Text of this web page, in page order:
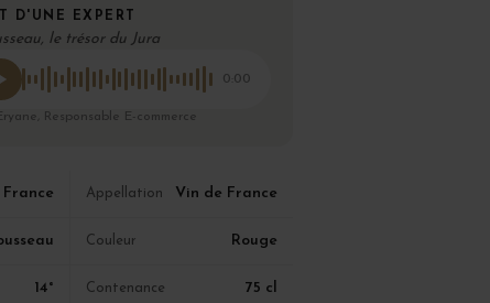
D'UNE EXPERT
le trésor du Jura
0:00
Responsable E-commerce
Appellation Vin de France
Couleur Rouge
14° Contenance 75 cl